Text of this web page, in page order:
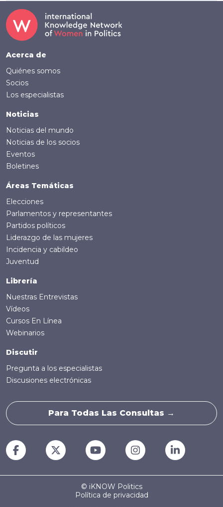
Footer (Spanish)
Acerca de
Quiénes somos
Socios
Los especialistas
Noticias
Noticias del mundo
Noticias de los socios
Eventos
Boletines
Áreas Temáticas
Elecciones
Parlamentos y representantes
Partidos políticos
Liderazgo de las mujeres
Incidencia y cabildeo
Juventud
Librería
Nuestras Entrevistas
Vídeos
Cursos En Línea
Webinarios
Discutir
Pregunta a los especialistas
Discusiones electrónicas
Para Todas Las Consultas →
© iKNOW Politics
Política de privacidad